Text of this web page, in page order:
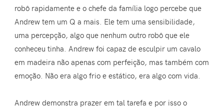
robô rapidamente e o chefe da família logo percebe que
Andrew tem um Q a mais. Ele tem uma sensibilidade,
uma percepção, algo que nenhum outro robô que ele
conheceu tinha. Andrew foi capaz de esculpir um cavalo
em madeira não apenas com perfeição, mas também com
emoção. Não era algo frio e estático, era algo com vida.
Andrew demonstra prazer em tal tarefa e por isso o